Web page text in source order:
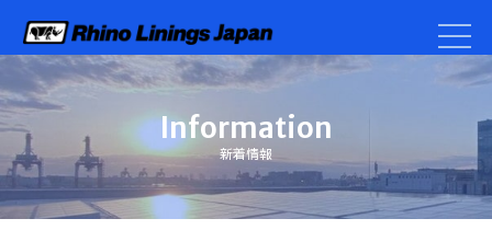
Information
新着情報